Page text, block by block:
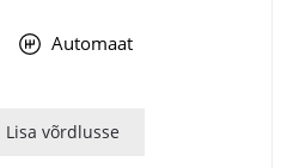
Automaat
Lisa võrdlusse